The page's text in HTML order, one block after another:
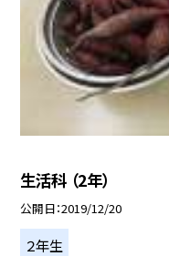
生活科 （2年）
公開日 2019/12/20
２年生